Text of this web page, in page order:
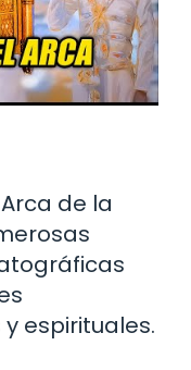
de la
espirituales.